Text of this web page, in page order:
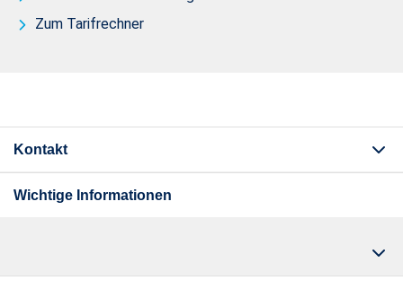
Zum Tarifrechner
Kontakt
Wichtige Informationen